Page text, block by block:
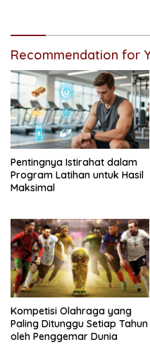
Recommendation for
Pentingnya Istirahat dalam
Program Latihan untuk Hasil
Maksimal
Kompetisi Olahraga yang
Paling Ditunggu Setiap Tahun
oleh Penggemar Dunia